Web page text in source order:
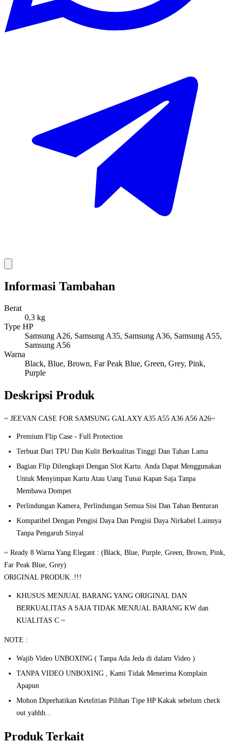
Informasi Tambahan
Berat
0,3 kg
Type HP
Samsung A26, Samsung A35, Samsung A36, Samsung A55,
Samsung A56
Warna
Black, Blue, Brown, Far Peak Blue, Green, Grey, Pink,
Purple
Deskripsi Produk
~ JEEVAN CASE FOR SAMSUNG GALAXY A35 A55 A36 A56 A26~
Premium Flip Case - Full Protection
Terbuat Dari TPU Dan Kulit Berkualitas Tinggi Dan Tahan Lama
Bagian Flip Dilengkapi Dengan Slot Kartu. Anda Dapat Menggunakan
Untuk Menyimpan Kartu Atau Uang Tunai Kapan Saja Tanpa
Membawa Dompet
Perlindungan Kamera, Perlindungan Semua Sisi Dan Tahan Benturan
Kompatibel Dengan Pengisi Daya Dan Pengisi Daya Nirkabel Lainnya
Tanpa Pengaruh Sinyal
~ Ready 8 Warna Yang Elegant : (Black, Blue, Purple, Green, Brown, Pink,
Far Peak Blue, Grey)
ORIGINAL PRODUK..!!!
KHUSUS MENJUAL BARANG YANG ORIGINAL DAN
BERKUALITAS A SAJA TIDAK MENJUAL BARANG KW dan
KUALITAS C ~
NOTE :
Wajib Video UNBOXING ( Tanpa Ada Jeda di dalam Video )
TANPA VIDEO UNBOXING , Kami Tidak Menerima Komplain
Apapun
Mohon Diperhatikan Ketelitian Pilihan Tipe HP Kakak sebelum check
out yahhh...
Produk Terkait